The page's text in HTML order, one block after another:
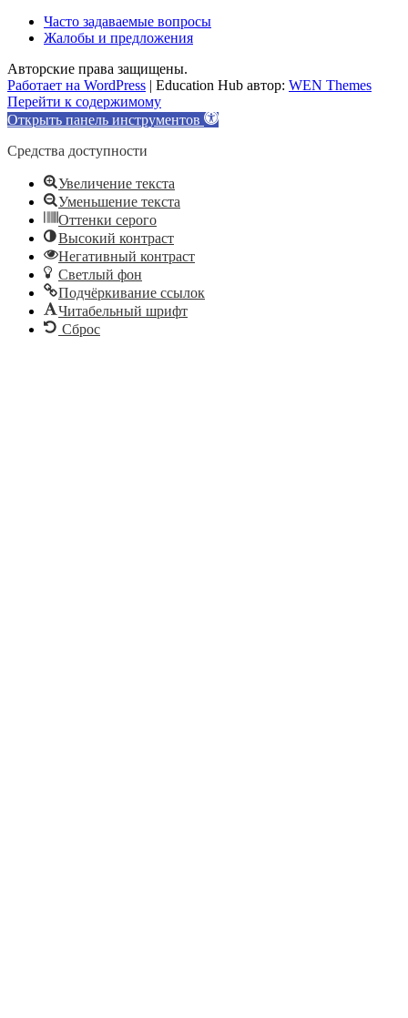
Часто задаваемые вопросы
Жалобы и предложения
Авторские права защищены.
Работает на WordPress | Education Hub автор: WEN Themes
Перейти к содержимому
Открыть панель инструментов
Средства доступности
Увеличение текста
Уменьшение текста
Оттенки серого
Высокий контраст
Негативный контраст
Светлый фон
Подчёркивание ссылок
Читабельный шрифт
Сброс